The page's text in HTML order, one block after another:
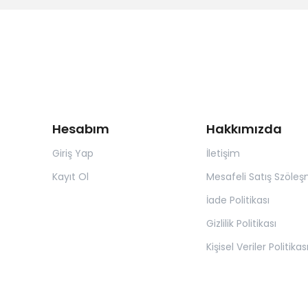
Hesabım
Giriş Yap
Kayıt Ol
Hakkımızda
İletişim
Mesafeli Satış
İade Politikası
Gizlilik Politikası
Kişisel Veriler Politikası